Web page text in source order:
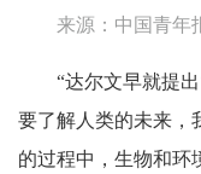
来源：中国青年
“达尔文早就提
要了解人类的未来，
的过程中，生物和环